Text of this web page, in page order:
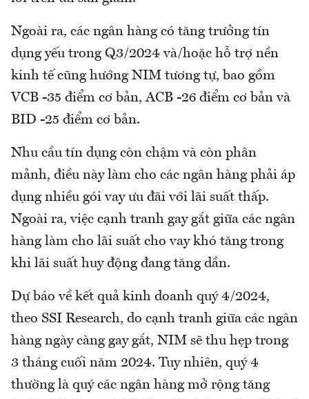
Ngoài ra, các ngân hàng có tăng trưởng tín
dụng yếu trong Q3/2024 và/hoặc hỗ trợ nền
kinh tế cũng hướng NIM tương tự, bao gồm
VCB -35 điểm cơ bản, ACB -26 điểm cơ bản và
BID -25 điểm cơ bản.
Nhu cầu tín dụng còn chậm và còn phân
mảnh, điều này làm cho các ngân hàng phải áp
dụng nhiều gói vay ưu đãi với lãi suất thấp.
Ngoài ra, việc cạnh tranh gay gắt giữa các ngân
hàng làm cho lãi suất cho vay khó tăng trong
khi lãi suất huy động đang tăng dần.
Dự báo về kết quả kinh doanh quý 4/2024,
theo SSI Research, do cạnh tranh giữa các ngân
hàng ngày càng gay gắt, NIM sẽ thu hẹp trong
3 tháng cuối năm 2024. Tuy nhiên, quý 4
thường là quý các ngân hàng mở rộng tăng